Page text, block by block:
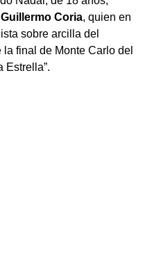
Guillermo Coria, quien en
sobre arcilla del
final de Monte Carlo del
Estrella”.